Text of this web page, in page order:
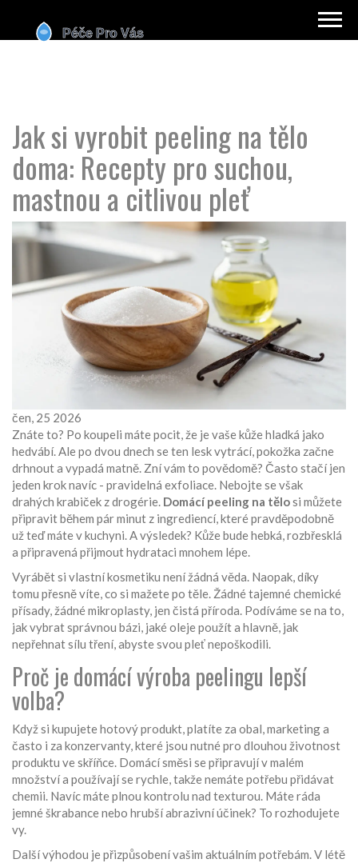
Jak si vyrobit peeling na tělo
doma: Recepty pro suchou,
mastnou a citlivou pleť
čen, 25 2026
Znáte to? Po koupeli máte pocit, že je vaše kůže hladká jako
hedvábí. Ale po dvou dnech se ten lesk vytrácí, pokožka začne
drhnout a vypadá matně. Zní vám to povědomě? Často stačí jen
jeden krok navíc - pravidelná exfoliace. Nebojte se však
drahých krabiček z drogérie. Domácí peeling na tělosi můžete
připravit během pár minut z ingrediencí, které pravděpodobně
už teď máte v kuchyni. A výsledek? Kůže bude hebká, rozbřesklá
a připravená přijmout hydrataci mnohem lépe.
Vyrábět si vlastní kosmetiku není žádná věda. Naopak, díky
tomu přesně víte, co si mažete po těle. Žádné tajemné chemické
přísady, žádné mikroplasty, jen čistá příroda. Podíváme se na to,
jak vybrat správnou bázi, jaké oleje použít a hlavně, jak
nepřehnat sílu tření, abyste svou pleť nepoškodili.
Proč je domácí výroba peelingu lepší
volba?
Když si kupujete hotový produkt, platíte za obal, marketing a
často i za konzervanty, které jsou nutné pro dlouhou životnost
produktu ve skříňce. Domácí směsi se připravují v malém
množství a používají se rychle, takže nemáte potřebu přidávat
chemii. Navíc máte plnou kontrolu nad texturou. Máte ráda
jemné škrabance nebo hrubší abrazivní účinek? To rozhodujete
vy.
Další výhodou je přizpůsobení vašim aktuálním potřebám. V létě